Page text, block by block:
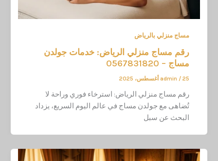
مساج منزلي بالرياض
رقم مساج منزلي الرياض: خدمات جولدن
مساج – 0567831820
admin / 25 أغسطس، 2025
رقم مساج منزلي الرياض: استرخاء فوري وراحة لا
تُضاهى مع جولدن مساج في عالم اليوم السريع، يزداد
البحث عن سبل